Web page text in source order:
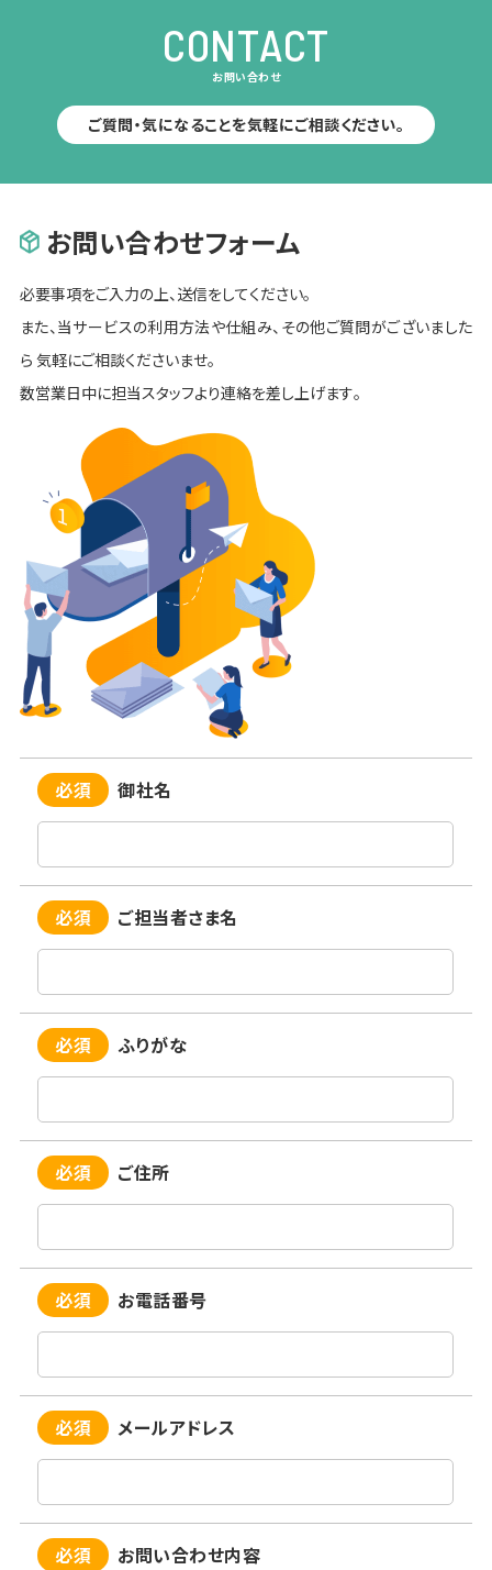
CONTACT
お問い合わせ
ご質問・気になることを気軽にご相談ください。
お問い合わせフォーム
必要事項をご入力の上、送信をしてください。
また、当サービスの利用方法や仕組み、その他ご質問がございました
ら 気軽にご相談くださいませ。
数営業日中に担当スタッフより連絡を差し上げます。
必須 御社名
必須 ご担当者さま名
必須 ふりがな
必須 ご住所
必須 お電話番号
必須 メールアドレス
必須 お問い合わせ内容